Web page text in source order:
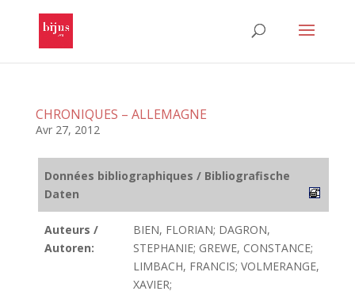
CHRONIQUES – ALLEMAGNE
Avr 27, 2012
Données bibliographiques / Bibliografische
Daten
Auteurs /
Autoren:
BIEN, FLORIAN; DAGRON,
STEPHANIE; GREWE, CONSTANCE;
LIMBACH, FRANCIS; VOLMERANGE,
XAVIER;